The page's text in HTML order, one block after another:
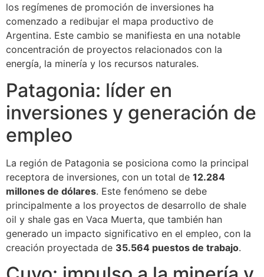
los regímenes de promoción de inversiones ha
comenzado a redibujar el mapa productivo de
Argentina. Este cambio se manifiesta en una notable
concentración de proyectos relacionados con la
energía, la minería y los recursos naturales.
Patagonia: líder en
inversiones y generación de
empleo
La región de Patagonia se posiciona como la principal
receptora de inversiones, con un total de 12.284
millones de dólares. Este fenómeno se debe
principalmente a los proyectos de desarrollo de shale
oil y shale gas en Vaca Muerta, que también han
generado un impacto significativo en el empleo, con la
creación proyectada de 35.564 puestos de trabajo.